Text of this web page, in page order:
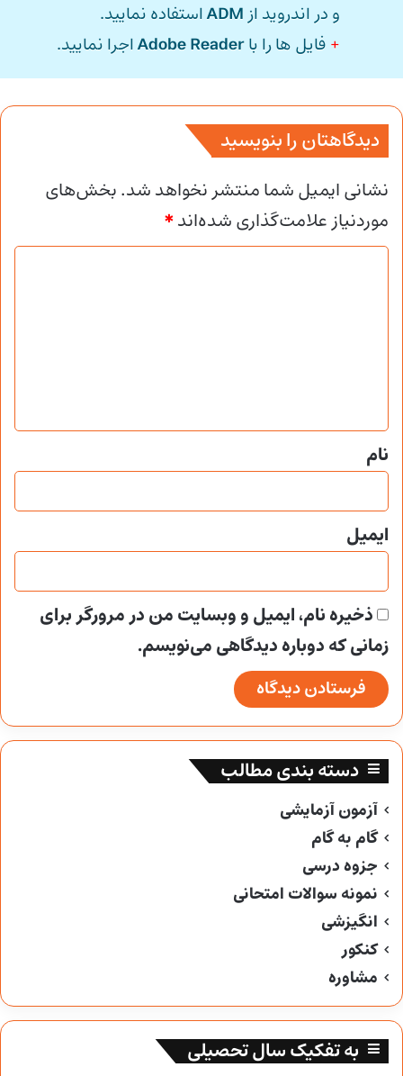
و در اندروید از ADMاستفاده نمایید.
+ فایل ها را باAdobe Readerاجرا نمایید.
دیدگاهتان را بنویسید
نشانی ایمیل شما منتشر نخواهد شد.بخش‌های
موردنیاز علامت‌گذاری شده‌اند*
د
*
نام
ایمیل
ذخیره نام، ایمیل و وبسایت من در مرورگر برای
زمانی که دوباره دیدگاهی می‌نویسم.
دسته بندی مطالب
آزمون آزمایشی
گام به گام
جزوه درسی
نمونه سوالات امتحانی
انگیزشی
کنکور
مشاوره
به تفکیک سال تحصیلی